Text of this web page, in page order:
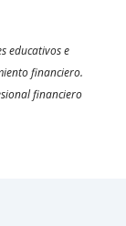
educativos e
financiero.
financiero